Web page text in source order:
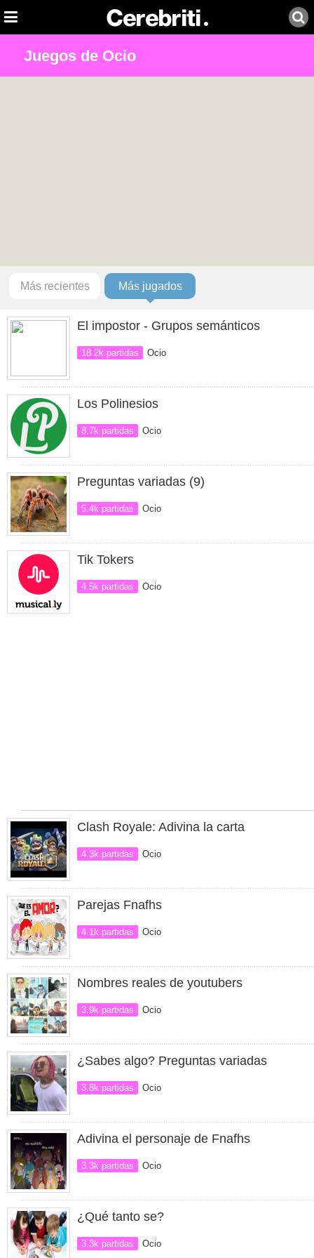
Juegos de Ocio
Más recientes Más jugados
El impostor - Grupos semánticos
18.2k partidas Ocio
Los Polinesios
8.7k partidas Ocio
Preguntas variadas (9)
5.4k partidas Ocio
Tik Tokers
4.5k partidas Ocio
Clash Royale: Adivina la carta
4.3k partidas Ocio
Parejas Fnafhs
4.1k partidas Ocio
Nombres reales de youtubers
3.9k partidas Ocio
¿Sabes algo? Preguntas variadas
3.8k partidas Ocio
Adivina el personaje de Fnafhs
3.3k partidas Ocio
¿Qué tanto se?
3.3k partidas Ocio